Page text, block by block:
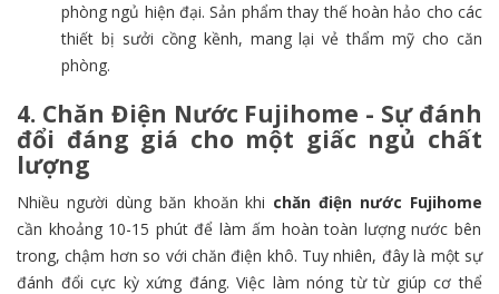
phòng ngủ hiện đại. Sản phẩm thay thế hoàn hảo cho các
thiết bị sưởi cồng kềnh, mang lại vẻ thẩm mỹ cho căn
phòng.
4. Chăn Điện Nước Fujihome - Sự đánh
đổi đáng giá cho một giấc ngủ chất
lượng
Nhiều người dùng băn khoăn khi chăn điện nước Fujihome
cần khoảng 10-15 phút để làm ấm hoàn toàn lượng nước bên
trong, chậm hơn so với chăn điện khô. Tuy nhiên, đây là một sự
đánh đổi cực kỳ xứng đáng. Việc làm nóng từ từ giúp cơ thể